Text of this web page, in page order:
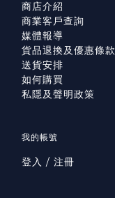
商店介紹
商業客戶查詢
媒體報導
貨品退換及優惠條款
送貨安排
如何購買
私隱及聲明政策
我的帳號
登入 / 注冊